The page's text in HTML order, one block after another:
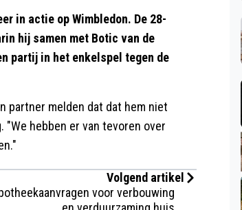
in actie op Wimbledon. De 28-
hij samen met Botic van de
partij in het enkelspel tegen de
partner melden dat dat hem niet
hebben er van tevoren over
Volgend artikel
voor verbouwing